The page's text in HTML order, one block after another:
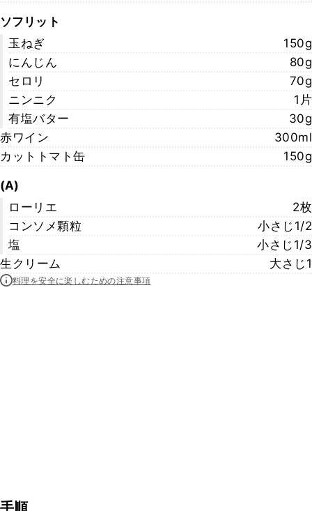
ソフリット
玉ねぎ
150g
にんじん
80g
セロリ
70g
ニンニク
1片
有塩バター
30g
赤ワイン
300ml
カットトマト缶
150g
(A)
ローリエ
2枚
コンソメ顆粒
小さじ1/2
塩
小さじ1/3
生クリーム
大さじ1
料理を安全に楽しむための注意事項
手順